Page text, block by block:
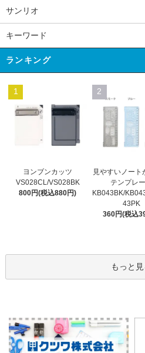
サンリオ
キーワード
ランキング
1
ヨンブンカッツ
VS028CL/VS028BK
800円(税込880円)
2
見やすいノート
テンプレ
KB043BK/
43PK
360円(税込
もっと見